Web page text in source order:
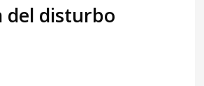
del disturbo